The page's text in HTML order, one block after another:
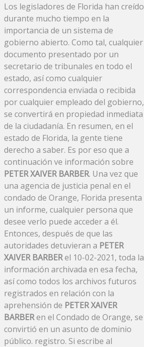
Los legisladores de Florida han creído
durante mucho tiempo en la
importancia de un sistema de
gobierno abierto. Como tal, cualquier
documento presentado por un
secretario de tribunales en todo el
estado, así como cualquier
correspondencia enviada o recibida
por cualquier empleado del gobierno,
se convertirá en propiedad inmediata
de la ciudadanía. En resumen, en el
estado de Florida, la gente tiene
derecho a saber. Es por eso que a
continuación ve información sobre
PETER XAIVER BARBER. Una vez que
una agencia de justicia penal en el
condado de Orange, Florida presenta
un informe, cualquier persona que
desee verlo puede acceder a él.
Entonces, después de que las
autoridades detuvieran a PETER
XAIVER BARBERel 10-02-2021, toda la
información archivada en esa fecha,
así como todos los archivos futuros
registrados en relación con la
aprehensión de PETER XAIVER
BARBERen el Condado de Orange, se
convirtió en un asunto de dominio
público. registro. Si escribe al